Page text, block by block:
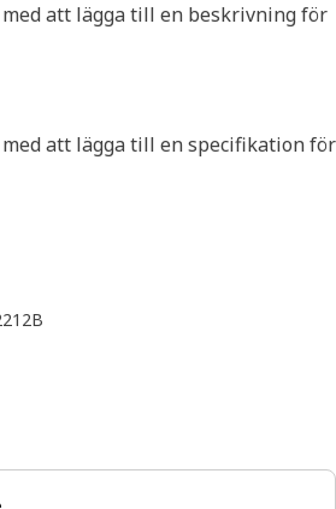
att lägga till en beskrivning för
att lägga till en specifikation för
212B